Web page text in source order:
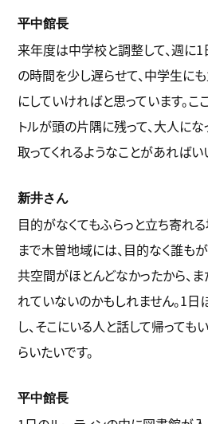
平中館長
来年度は中学校と調整して、週に1
の時間を少し遅らせて、中学生に
にしていければと思っています。
トルが頭の片隅に残って、大人に
取ってくれるようなことがあればい
新井さん
目的がなくてもふらっと立ち寄れ
まで木曽地域には、目的なく誰も
共空間がほとんどなかったから、ま
れていないのかもしれません。1日
し、そこにいる人と話して帰っても
らいたいです。
平中館長